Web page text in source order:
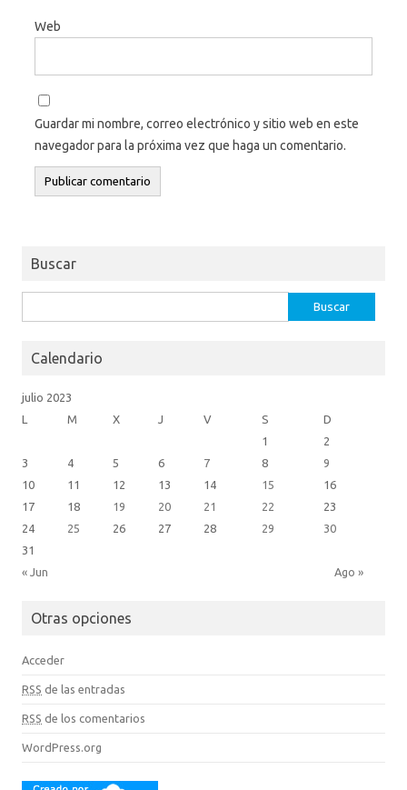
Web
Guardar mi nombre, correo electrónico y sitio web en este
navegador para la próxima vez que haga un comentario.
Buscar
Calendario
julio 2023
L
M X J V S D
« Jun Ago »
1
2
3
4 5 6 7 8
9
10
11 12 13 14 15
16
17
18 19 20 21 22
23
24
25 26 27 28 29
30
31
Otras opciones
Acceder
RSS de las entradas
RSS de los comentarios
WordPress.org